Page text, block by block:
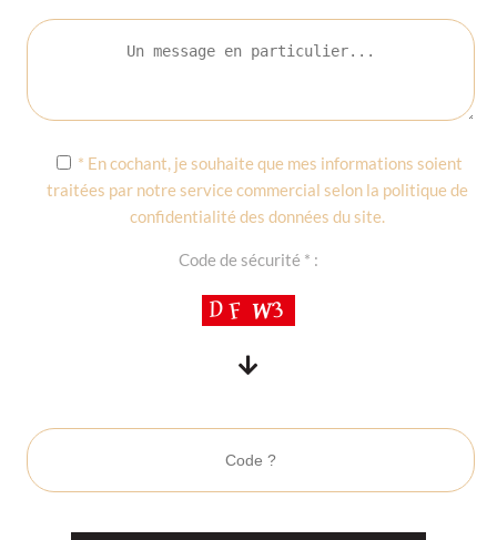
* En cochant, je souhaite que mes informations soient
traitées par notre service commercial selon la politique de
confidentialité des données du site
Code de sécurité * :